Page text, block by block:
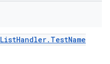
ListHandler. TestName